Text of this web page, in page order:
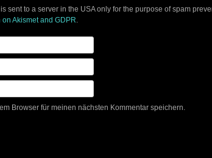
sent to a server in the USA only for the purpose of spam
Akismet and GDPR.
Browser für meinen nächsten Kommentar speichern.